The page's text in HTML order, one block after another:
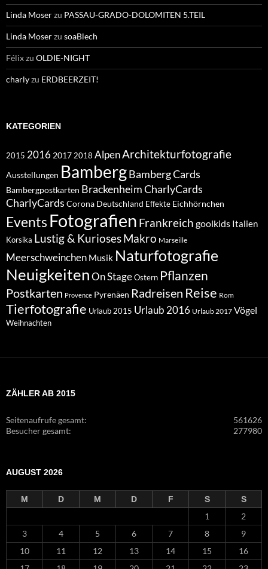
Linda Moserzu PASSAU-GRADO-DOLOMITEN 5.TEIL
Linda Moserzu soaBlech
Félixzu OLDIE-NIGHT
charlyzu ERDBEERZEIT!
KATEGORIEN
2015 2016 2017 2018 AlpenArchitekturfotografie
Ausstellungen BambergBamberg Cards
Bambergpostkarten BrackenheimCharlyCards
CharlyCards Corona Deutschland Effekte Eichhörnchen
Events Fotografien Frankreich goolkids Italien
Korsika Lustig & KuriosesMakro Marseille
Meerschweinchen Musik Naturfotografie
NeuigkeitenOn StageOstern Pflanzen
Postkarten Provence Pyrenäen Radreisen Reise Rom
Tierfotografie Urlaub 2015 Urlaub 2016 Urlaub 2017 Vögel
Weihnachten
ZÄHLER AB 2015
561626
Seitenaufrufe gesamt:
277980
Besucher gesamt:
AUGUST 2026
M D M D F S S
1
2
3
4 5 6 7 8
9
10
11 12 13 14 15
16